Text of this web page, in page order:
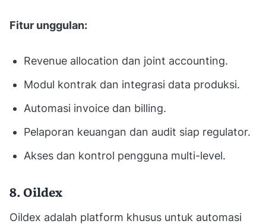
Fitur unggulan:
Revenue allocation dan joint accounting.
Modul kontrak dan integrasi data produksi.
Automasi invoice dan billing.
Pelaporan keuangan dan audit siap regulator.
Akses dan kontrol pengguna multi-level.
8. Oildex
Oildex adalah platform khusus untuk automasi